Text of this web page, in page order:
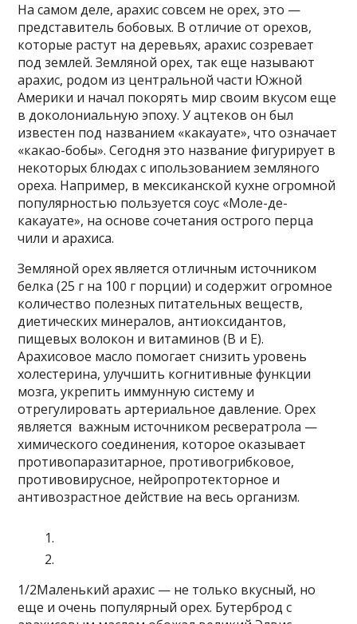
На самом деле, арахис совсем не орех, это —
представитель бобовых. В отличие от орехов,
которые растут на деревьях, арахис созревает
под землей. Земляной орех, так еще называют
арахис, родом из центральной части Южной
Америки и начал покорять мир своим вкусом еще
в доколониальную эпоху. У ацтеков он был
известен под названием «какауате», что означает
«какао-бобы». Сегодня это название фигурирует в
некоторых блюдах с ипользованием земляного
ореха. Например, в мексиканской кухне огромной
популярностью пользуется соус «Моле-де-
какауате», на основе сочетания острого перца
чили и арахиса.
Земляной орех является отличным источником
белка (25 г на 100 г порции) и содержит огромное
количество полезных питательных веществ,
диетических минералов, антиоксидантов,
пищевых волокон и витаминов (В и Е).
Арахисовое масло помогает снизить уровень
холестерина, улучшить когнитивные функции
мозга, укрепить иммунную систему и
отрегулировать артериальное давление. Орех
является важным источником ресвератрола —
химического соединения, которое оказывает
противопаразитарное, противогрибковое,
противовирусное, нейропротекторное и
антивозрастное действие на весь организм.
1/2Маленький арахис — не только вкусный, но
еще и очень популярный орех. Бутерброд с